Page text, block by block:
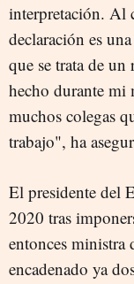
interpretación. Al
declaración es
que se trata de
hecho durante mi
muchos colegas
trabajo", ha
El presidente del
2020 tras
entonces
encadenado ya